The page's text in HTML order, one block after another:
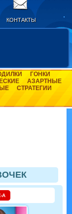
КОНТАКТЫ
ГОНКИ
АЗАРТНЫЕ
СТРАТЕГИИ
A